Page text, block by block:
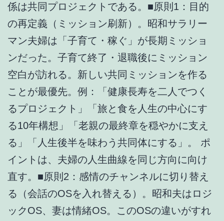
係は共同プロジェクトである。■原則1：目的
の再定義（ミッション刷新）。昭和サラリー
マン夫婦は「子育て・稼ぐ」が長期ミッショ
ンだった。子育て終了・退職後にミッション
空白が訪れる。新しい共同ミッションを作る
ことが最優先。例：「健康長寿を二人でつく
るプロジェクト」「旅と食を人生の中心にす
る10年構想」「老親の最終章を穏やかに支え
る」「人生後半を味わう共同体にする」。 ポ
イントは、夫婦の人生曲線を同じ方向に向け
直す。■原則2：感情のチャンネルに切り替え
る（会話のOSを入れ替える）。昭和夫はロジ
ックOS、妻は情緒OS。このOSの違いがすれ